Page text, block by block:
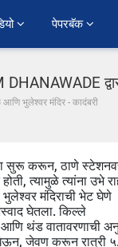
पेपरबॅक
द्वारा
भुलेश्वर मंदिर - कादंबरी
सुरू करून, ठाणे
त्यामुळे त्यांना उभे
मंदिराची भेट घेणे
घेतला. किल्ले
आणि थंड वातावरणाची
घेऊन, जेवण करून रात्री